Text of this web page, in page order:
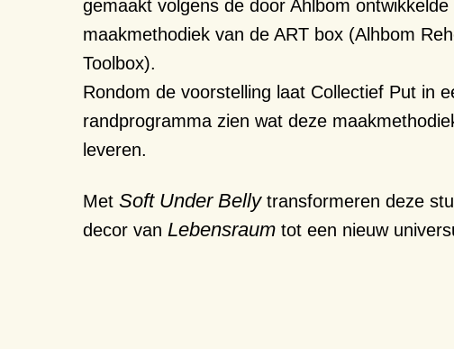
gemaakt volgens de door Ahlbom ontwikkelde
maakmethodiek van de ART box (Alhbom
Toolbox).
Rondom de voorstelling laat Collectief Put in
randprogramma zien wat deze
leveren.
Met Soft Under Bellytransformeren deze
decor van Lebensraum tot een nieuw